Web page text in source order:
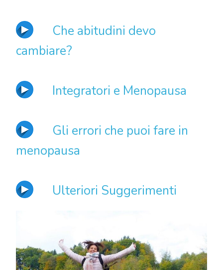
Che abitudini devo
cambiare?
Integratori e Menopausa
Gli errori che puoi fare in
menopausa
Ulteriori Suggerimenti